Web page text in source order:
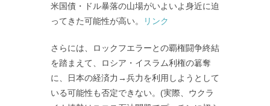
米国債・ドル暴落の山場がいよいよ身近に迫
ってきた可能性が高い。
リンク
さらには、ロックフエラーとの覇権闘争終結
を踏まえて、ロシア・イスラム利権の簒奪
に、日本の経済力→兵力を利用しようとして
いる可能性も否定できない。(実際、ウクラ